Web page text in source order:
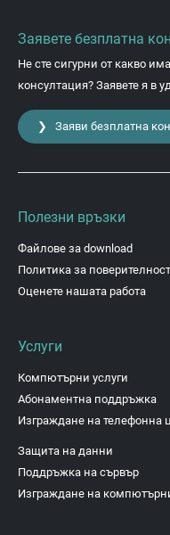
Заявете безплатна
Не сте сигурни от какво
консултация? Заявете я в
❯ Заяви безплатна
Полезни връзки
Файлове за download
Политика за поверителност
Оценете нашата работа
Услуги
Компютърни услуги
Абонаментна поддръжка
Изграждане на телефонна
Защита на данни
Поддръжка на сървър
Изграждане на